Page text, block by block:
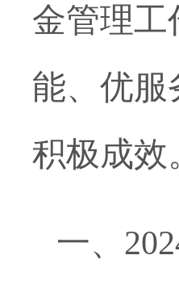
金管理工
能、优服
积极成
一、